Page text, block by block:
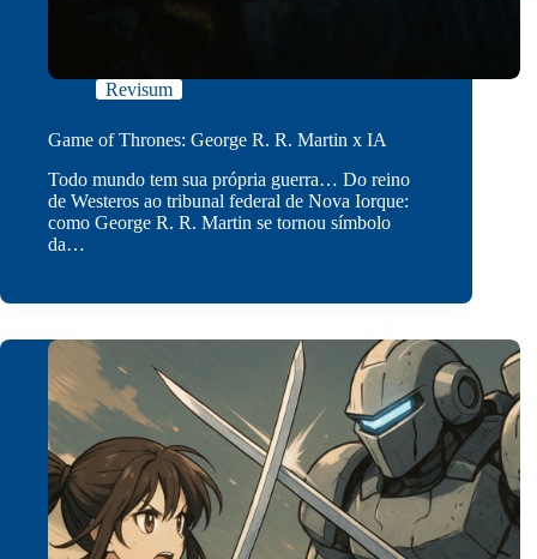
Revisum
Game of Thrones: George R. R. Martin x IA
Todo mundo tem sua própria guerra… Do reino
de Westeros ao tribunal federal de Nova Iorque:
como George R. R. Martin se tornou símbolo
da…